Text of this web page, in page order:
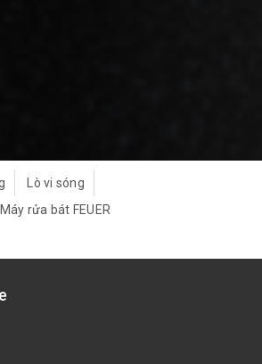
Lò vi sóng
Máy rửa bát FEUER